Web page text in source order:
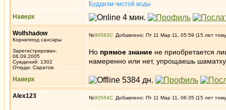
Буддизм чистой воды
Наверх
Wolfshadow
Корнеплод сансары
Зарегистрирован:
06.09.2005
Суждений: 1302
Откуда: Саратов
№90583 Добавлено: Пт 11 Мар 11, 05:59 (15 лет
Но прямое знание не приобретается
намеренно или нет, упрощаешь
Наверх
Alex123 №90584 Добавлено: Пт 11 Мар 11, 06:35 (15 лет